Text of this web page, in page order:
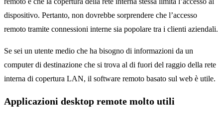
dispositivo. Pertanto, non dovrebbe sorprendere che l’accesso
remoto tramite connessioni interne sia popolare tra i clienti aziendali.
Se sei un utente medio che ha bisogno di informazioni da un
computer di destinazione che si trova al di fuori del raggio della rete
interna di copertura LAN, il software remoto basato sul web è utile.
Applicazioni desktop remote molto utili